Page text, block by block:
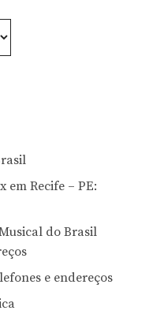
em Recife – PE:
do Brasil
e endereços